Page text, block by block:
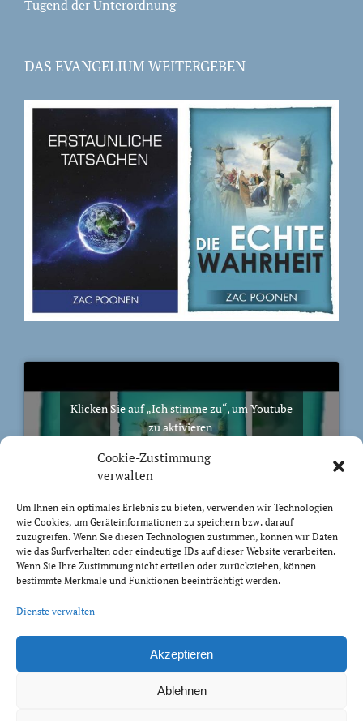
Cookie-Zustimmung
verwalten
Um Ihnen ein optimales Erlebnis zu bieten, verwenden wir Technologien
wie Cookies, um Geräteinformationen zu speichern bzw. darauf
zuzugreifen. Wenn Sie diesen Technologien zustimmen, können wir Daten
wie das Surfverhalten oder eindeutige IDs auf dieser Website verarbeiten.
Wenn Sie Ihre Zustimmung nicht erteilen oder zurückziehen, können
bestimmte Merkmale und Funktionen beeinträchtigt werden.
Dienste verwalten
Akzeptieren
Ablehnen
Tugend der Unterordnung
DAS EVANGELIUM WEITERGEBEN
Klicken Sie auf „Ich stimme zu“, um Youtube
zu aktivieren
Ich stimme zu
BIBELVERS DES TAGES
Trachtet nach dem, was droben ist, nicht nach dem,
was auf Erden ist.